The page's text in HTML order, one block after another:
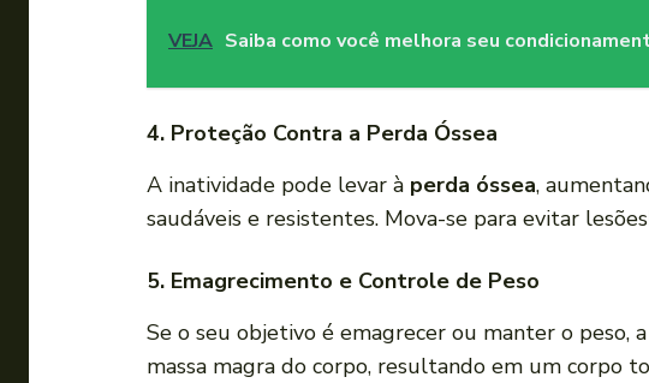
VEJA Saiba como você melhora seu
4. Proteção Contra a Perda Óssea
A inatividade pode levar à perda óssea,
saudáveis e resistentes. Mova-se para evitar
5. Emagrecimento e Controle de Peso
Se o seu objetivo é emagrecer ou manter o peso,
massa magra do corpo, resultando em um corpo